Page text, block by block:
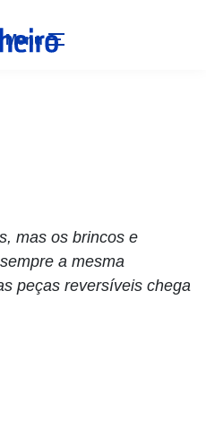
Menu
mas os brincos e
a mesma
peças reversíveis chega